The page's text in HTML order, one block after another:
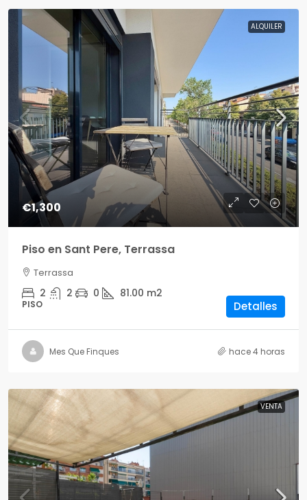
ALQUILER
€1,300
Piso en Sant Pere, Terrassa
Terrassa
2 2 0 81.00 m2
PISO Detalles
Mes Que Finques hace 4 horas
VENTA